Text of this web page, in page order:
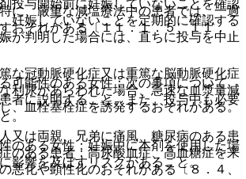
投与開始前に妊娠していないことを確認
妊娠していないことを定期的に確認する
が判明した場合には、直ちに投与を中止
可能性のある女性：次の事項について、
者に説明すること。また、投与中も必要
。
のある女性：妊娠中に本剤を使用した場
影響を及ぼすリスクがあること。
に、厳重な減塩療法中の患者では、一過
おそれがある〔１１．１．５、１１．
な冠動脈硬化症又は重篤な脳動脈硬化症
利尿があらわれた場合、急速な血漿量減
、血栓塞栓症を誘発するおそれがある。
又は両親、兄弟に痛風、糖尿病のある患
のある患者：高尿酸血症、高血糖症を来
悪化や顕性化のおそれがある〔８．４、